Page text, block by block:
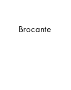
Brocante